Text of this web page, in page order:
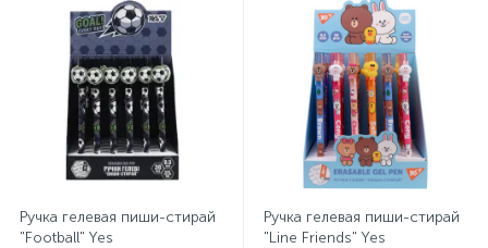
Ручка гелевая пиши-стирай
"Football" Yes
Ручка гелевая пиши-стирай
"Line Friends" Yes